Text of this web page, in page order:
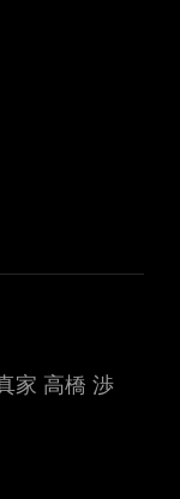
家 高橋 渉